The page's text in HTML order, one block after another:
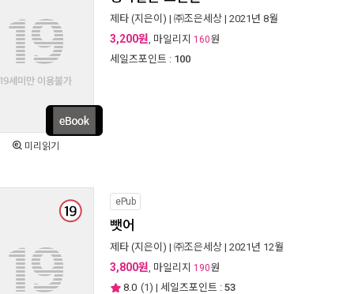
미리읽기
제타 (지은이) | ㈜조은세상 | 2021년 8월
3,200원, 마일리지 160원
세일즈포인트 : 100
ePub
뺏어
제타 (지은이) | ㈜조은세상 | 2021년 12월
3,800원, 마일리지 190원
8.0 (1) | 세일즈포인트 : 53